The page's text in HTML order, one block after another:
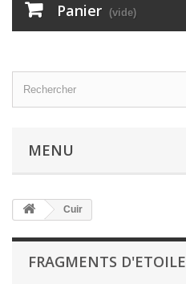
Panier (vide)
MENU
Cuir
FRAGMENTS D'ETOILE